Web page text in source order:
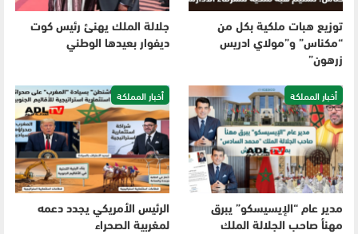
توزيع هبات ملكية بكل من
“مكناس” و”مولاي ادريس
زرهون”
جلالة الملك يهنئ رئيس كوت
ديفوار بعيدها الوطني
أخبار المملكة
مدير عام “الإيسيسكو” يبرق
مهنأ صاحب الجلالة الملك
أخبار المملكة
الرئيس الأمريكي يجدد دعمه
لمغربية الصحراء